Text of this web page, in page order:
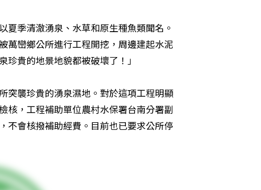
夏季清澈湧泉、水草和原生種魚類聞名。
萬巒鄉公所進行工程開挖，周邊建起水泥
貴的地景地貌都被破壞了！」
突襲珍貴的湧泉濕地。對於這項工程明顯
核，工程補助單位農村水保署台南分署副
不會核撥補助經費。目前也已要求公所停